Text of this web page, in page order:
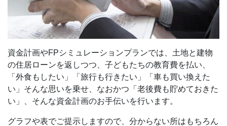
資金計画やFPシミュレーションプランでは、土地と建物
の住居ローンを返しつつ、子どもたちの教育費を払い、
「外食もしたい」「旅行も行きたい」「車も買い換えた
い」そんな思いを乗せ、なおかつ「老後費も貯めておきた
い」、そんな資金計画のお手伝いを行います。
グラフや表でご提示しますので、分からない所はもちろん